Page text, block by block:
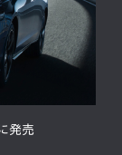
発売